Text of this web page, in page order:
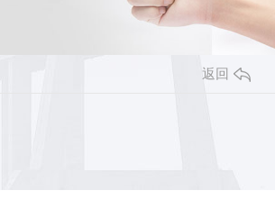
返回